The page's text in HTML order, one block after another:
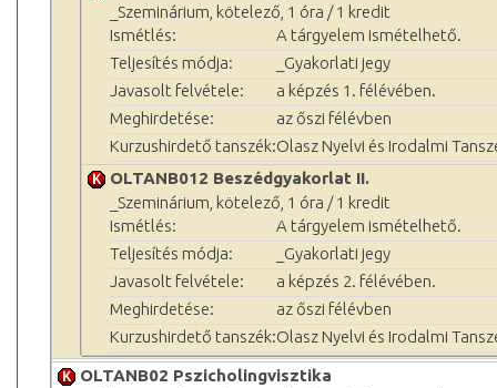
_Szeminárium, kötelező, 1 óra / 1 kredit
Ismétlés:
A tárgyelem ismételhető.
Teljesítés módja:
_Gyakorlati jegy
Javasolt felvétele:
a képzés 1. félévében.
Meghirdetése:
az őszi félévben
Kurzushirdető tanszék:Olasz Nyelvi és Irodalmi
OLTANB012 Beszédgyakorlat II.
_Szeminárium, kötelező, 1 óra / 1 kredit
Ismétlés:
A tárgyelem ismételhető.
Teljesítés módja:
_Gyakorlati jegy
Javasolt felvétele:
a képzés 2. félévében.
Meghirdetése:
az őszi félévben
Kurzushirdető tanszék:Olasz Nyelvi és Irodalmi
OLTANB02 Pszicholingvisztika